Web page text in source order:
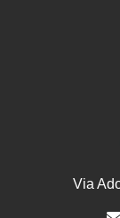
Via